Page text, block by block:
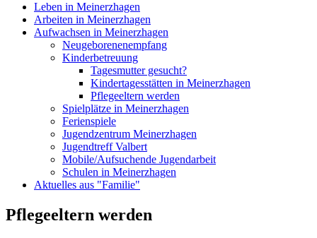
Leben in Meinerzhagen
Arbeiten in Meinerzhagen
Aufwachsen in Meinerzhagen
Neugeborenenempfang
Kinderbetreuung
Tagesmutter gesucht?
Kindertagesstätten in Meinerzhagen
Pflegeeltern werden
Spielplätze in Meinerzhagen
Ferienspiele
Jugendzentrum Meinerzhagen
Jugendtreff Valbert
Mobile/Aufsuchende Jugendarbeit
Schulen in Meinerzhagen
Aktuelles aus "Familie"
Pflegeeltern werden